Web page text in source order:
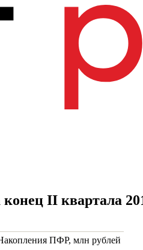
II квартала
ПФР, млн рублей